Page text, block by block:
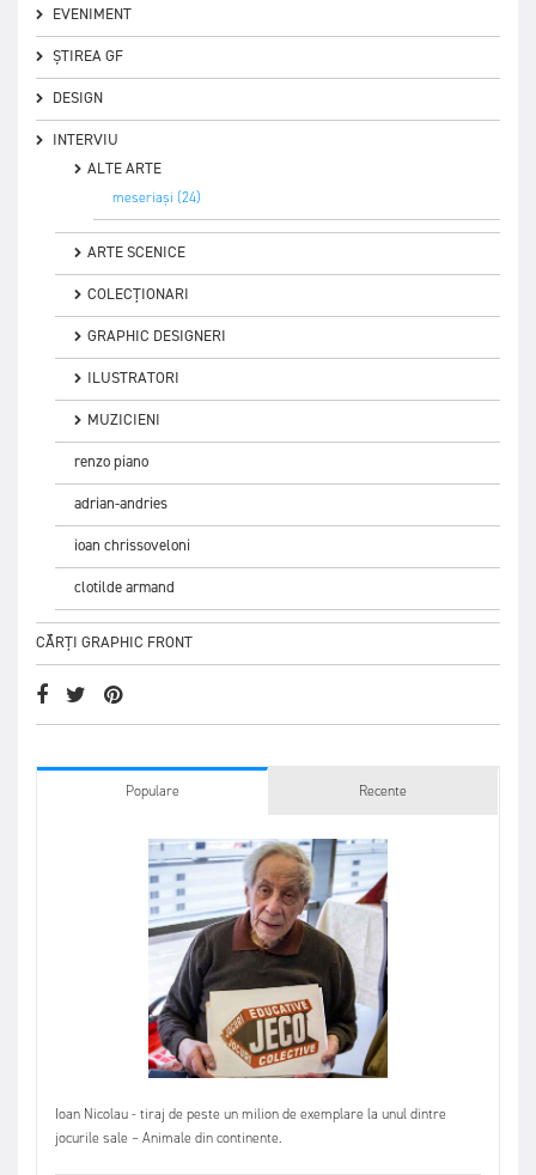
EVENIMENT
ȘTIREA GF
DESIGN
INTERVIU
ALTE ARTE
meseriași (24)
ARTE SCENICE
COLECȚIONARI
GRAPHIC DESIGNERI
ILUSTRATORI
MUZICIENI
renzo piano
adrian-andries
ioan chrissoveloni
clotilde armand
CĂRȚI GRAPHIC FRONT
Populare Recente
Ioan Nicolau - tiraj de peste un milion de exemplare la unul dintre
jocurile sale – Animale din continente.